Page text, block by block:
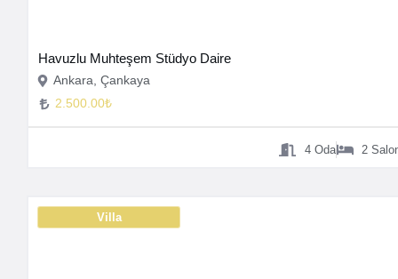
Havuzlu Muhteşem Stüdyo Daire
Ankara, Çankaya
2.500.00₺
4Oda 2
Villa